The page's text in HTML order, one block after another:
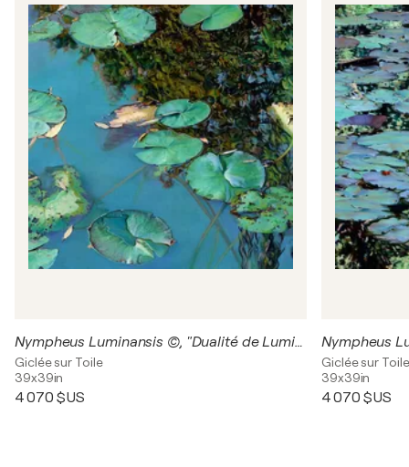
Nympheus Luminansis ©, "Dualité de Lumières" : Tirage d'art d'après une peinture à l'huile originale
Giclée sur Toile
39x39in
4 070 $US
Giclée sur Toile
39x39in
4 070 $US